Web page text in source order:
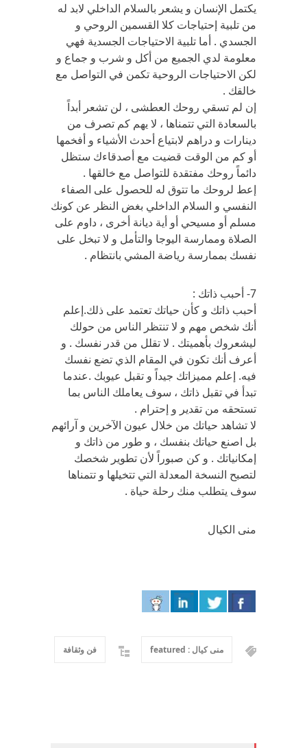
يكتمل الإنسان و يشعر بالسلام الداخلي لابد له
من تلبية إحتياجات كلا القسمين الروحي و
الجسدي . أما تلبية الاحتياجات الجسدية فهي
معلومة لدي الجميع من أكل و شرب و جماع و
لكن الاحتياجات الروحية تكمن في التواصل مع
خالقك .
إن لم تسقي روحك العطشى ، لن تشعر أبداً
بالسعادة التي تتمناها ، لا يهم كم تصرف من
دينارات و دراهم لابتياع أحدث الأشياء و أفخمها
أو كم من الوقت قضيت مع أصدقاءك ستظل
دائماً روحك مفتقدة للتواصل مع خالقها .
إعط لروحك ما تتوق له للحصول على الصفاء
النفسي و السلام الداخلي بغض النظر عن كونك
مسلم أو مسيحي أو أية ديانة أخرى ، داوم على
الصلاة وممارسة اليوجا والتأمل و لا تبخل على
نفسك بممارسة رياضة المشي بانتظام .
7- أحبب ذاتك :
أحبب ذاتك و كأن حياتك تعتمد على ذلك.إعلم
أنك شخص مهم و لا تنتظر الناس من حولك
ليشعروك بأهميتك . لا تقلل من قدر نفسك . و
أعرف أنك تكون في المقام الذي تضع نفسك
فيه. إعلم مميزاتك جيداً و تقبل عيوبك .عندما
تبدأ في تقبل ذاتك ، سوف يعاملك الناس بما
تستحقه من تقدير و إحترام .
لا تشاهد حياتك من خلال عيون الآخرين و آرائهم
بل اصنع حياتك بنفسك ، و طور من ذاتك و
إمكانياتك . و كن صبوراً لأن تطوير شخصك
لتصبح النسخة المعدلة التي تتخيلها و تتمناها
سوف يتطلب منك رحلة حياة .
منى الكيال
منى كيال : featured فن وثقافة